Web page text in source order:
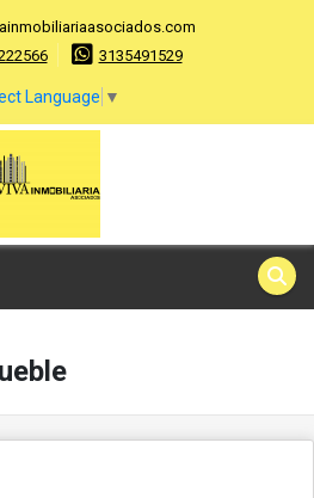
3135491529
Language ▼